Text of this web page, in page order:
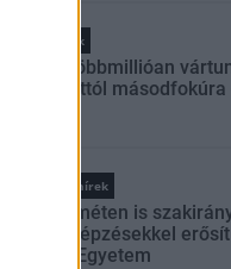
Helyi hírek
Amire többmillióan
szombattól
Országos hírek
Kecskeméten is
továbbképzésekkel
Ferenc Egyetem